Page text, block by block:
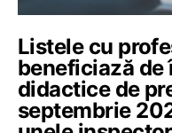
Listele cu
beneficiază de
didactice de
septembrie